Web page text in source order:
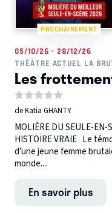
PROCHAINEMENT
05/10/26 - 28/12/26
THÉÂTRE ACTUEL LA
Les
de Katia GHANTY
MOLIÈRE DU SEULE-EN-
HISTOIRE VRAIE Le
d’une jeune femme
monde....
En savoir plus